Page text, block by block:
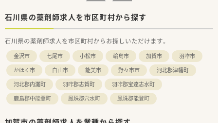
石川県の薬剤師求人を市区町村から探す
石川県の薬剤師求人を市区町村からお探しいただけます。
金沢市 七尾市 小松市 輪島市 加賀市
羽咋市
かほく市
白山市 能美市 野々市市
河北郡津幡町
河北郡内灘町
羽咋郡志賀町
羽咋郡宝達志水町
鹿島郡中能登町
鳳珠郡穴水町 鳳珠郡能登町